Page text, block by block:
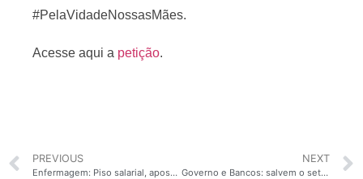
#PelaVidadeNossasMães.
Acesse aqui a petição.
PREVIOUS
Enfermagem: Piso salarial, aposentadoria especial e 30 horas de jornada semanal!
NEXT
Governo e Bancos: salvem o setor de Bares e Restaurantes durante a crise da Covid-19